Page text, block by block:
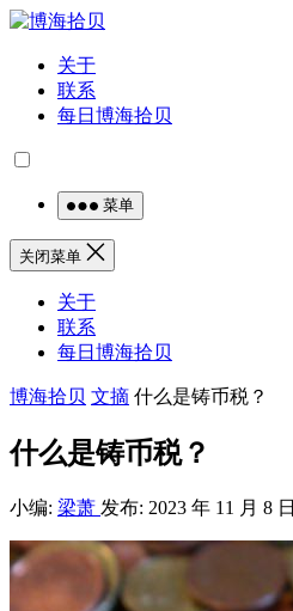
关于
联系
每日博海拾贝
菜单
关闭菜单
关于
联系
每日博海拾贝
博海拾贝 文摘 什么是铸币税？
什么是铸币税？
小编: 梁萧 发布: 2023 年 11 月 8 日